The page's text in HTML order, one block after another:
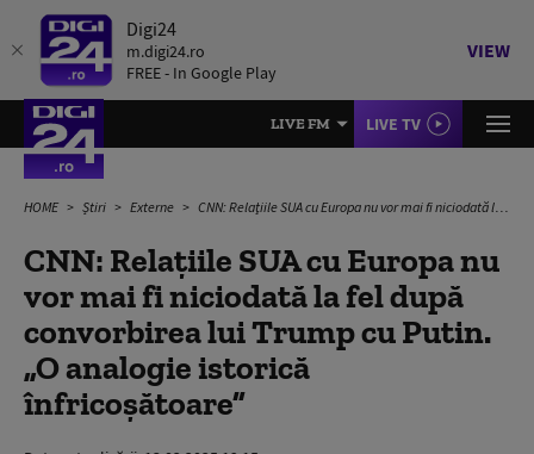
Digi24
m.digi24.ro
FREE - In Google Play
VIEW
LIVE FM LIVE TV
HOME Știri Externe CNN: Relaţiile SUA cu Europa nu vor mai fi niciodată la fel după convorbirea lui Trump cu Putin. „O analogie istorică înfricoşătoare”
CNN: Relaţiile SUA cu Europa nu
vor mai fi niciodată la fel după
convorbirea lui Trump cu Putin.
„O analogie istorică
înfricoşătoare”